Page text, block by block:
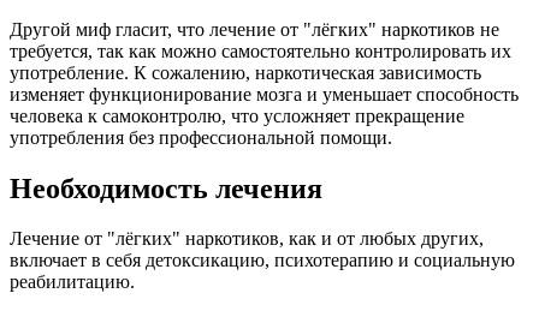
Другой миф гласит, что лечение от "лёгких" наркотиков не
требуется, так как можно самостоятельно контролировать их
употребление. К сожалению, наркотическая зависимость
изменяет функционирование мозга и уменьшает способность
человека к самоконтролю, что усложняет прекращение
употребления без профессиональной помощи.
Необходимость лечения
Лечение от "лёгких" наркотиков, как и от любых других,
включает в себя детоксикацию, психотерапию и социальную
реабилитацию.